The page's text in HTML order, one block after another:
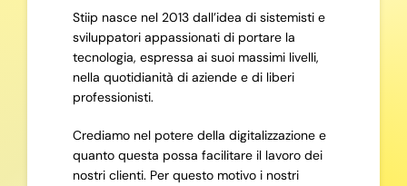
Stiip nasce nel 2013 dall’idea di sistemisti e
sviluppatori appassionati di portare la
tecnologia, espressa ai suoi massimi livelli,
nella quotidianità di aziende e di liberi
professionisti.
Crediamo nel potere della digitalizzazione e
quanto questa possa facilitare il lavoro dei
nostri clienti. Per questo motivo i nostri